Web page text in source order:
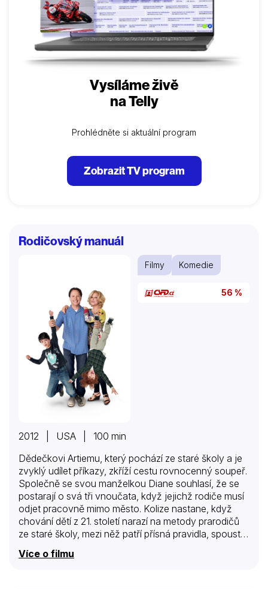
Vysíláme živě
na Telly
Prohlédněte si aktuální program
Zobrazit TV program
Rodičovský manuál
Filmy Komedie
56 %
2012 | USA | 100 min
Dědečkovi Artiemu, který pochází ze staré školy a je
zvyklý udílet příkazy, zkříží cestu rovnocenný soupeř.
Společně se svou manželkou Diane souhlasí, že se
postarají o svá tři vnoučata, když jejichž rodiče musí
odjet pracovně mimo město. Kolize nastane, když
chování dětí z 21. století narazí na metody prarodičů
ze staré školy, mezi něž patří přísná pravidla, spousta
lásky a staromódní hry…
Více o filmu